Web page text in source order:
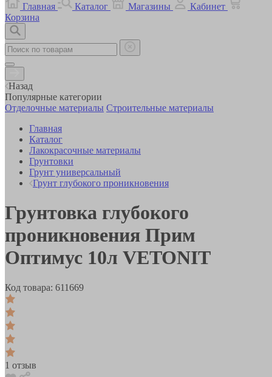
Главная
Каталог Магазины
Кабинет
Корзина
Назад
Популярные категории
Отделочные материалы Строительные материалы
Главная
Каталог
Лакокрасочные материалы
Грунтовки
Грунт универсальный
Грунт глубокого проникновения
Грунтовка глубокого
проникновения Прим
Оптимус 10л VETONIT
Код товара: 611669
1 отзыв